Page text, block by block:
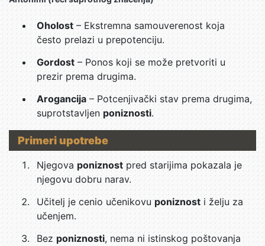
Oholost– Ekstremna samouverenost koja
često prelazi u prepotenciju.
Gordost – Ponos koji se može pretvoriti u
prezir prema drugima.
Arogancija– Potcenjivački stav prema drugima,
suprotstavljenponiznosti.
Primeri upotrebe
Njegova poniznost pred starijima pokazala je
njegovu dobru narav.
Učitelj je cenio učenikovuponiznosti želju za
učenjem.
Bezponiznosti, nema ni istinskog poštovanja